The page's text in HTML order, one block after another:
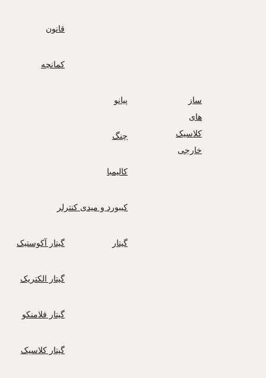
قانون
کمانچه
ساز
های
کلاسیک
خارجی
پیانو
چنگ
کالیمبا
کیبورد و میدی کنترلر
گیتار گیتار آکوستیک
گیتار الکتریک
گیتار فلامنکو
گیتار کلاسیک